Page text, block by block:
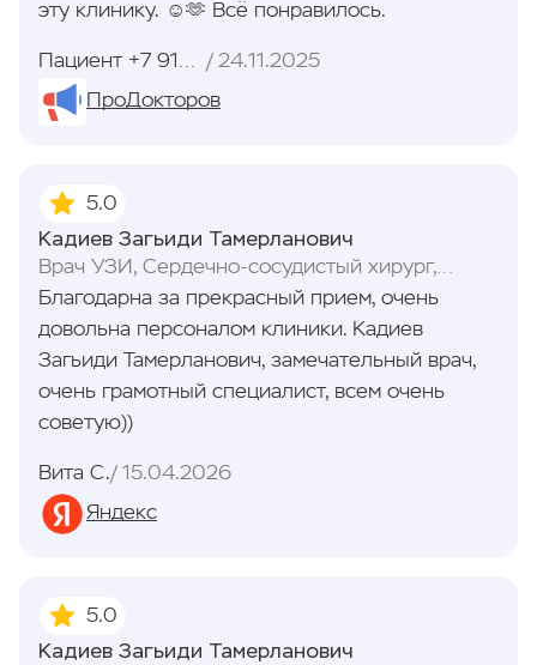
эту клинику. ☺️🫶 Всё понравилось.
Пациент +7 918 83XXXXX
24.11.2025
ПроДокторов
Кадиев Загьиди Тамерланович
Врач УЗИ, Сердечно-сосудистый хирург,
Флеболог
5.0
Благодарна за прекрасный прием, очень
довольна персоналом клиники. Кадиев
Загьиди Тамерланович, замечательный врач,
очень грамотный специалист, всем очень
советую))
Вита С.
15.04.2026
Яндекс
Кадиев Загьиди Тамерланович
5.0